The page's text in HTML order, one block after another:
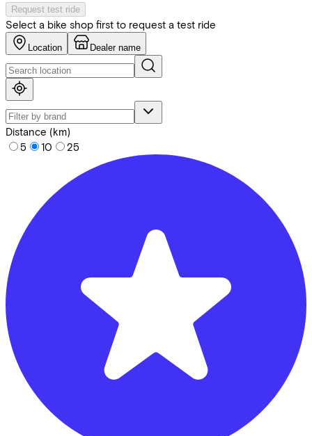
Request test ride
Select a bike shop first to request a test ride
Location Dealer name
Distance (km)
5
10 25